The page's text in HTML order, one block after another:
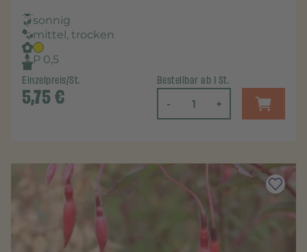
sonnig
mittel, trocken
P 0,5
Einzelpreis/St.
5,75€
Bestellbar ab 1 St.
- +